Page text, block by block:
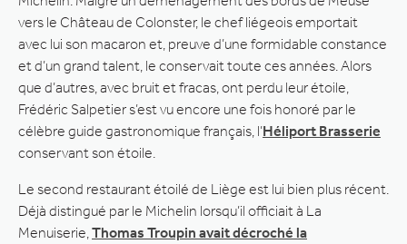
vers le Château de Colonster, le chef liégeois emportait
avec lui son macaron et, preuve d’une formidable constance
et d’un grand talent, le conservait toute ces années. Alors
que d’autres, avec bruit et fracas, ont perdu leur étoile,
Frédéric Salpetier s’est vu encore une fois honoré par le
célèbre guide gastronomique français, l’Héliport Brasserie
conservant son étoile.
Le second restaurant étoilé de Liège est lui bien plus récent.
Déjà distingué par le Michelin lorsqu’il officiait à La
Menuiserie, Thomas Troupin avait décroché la